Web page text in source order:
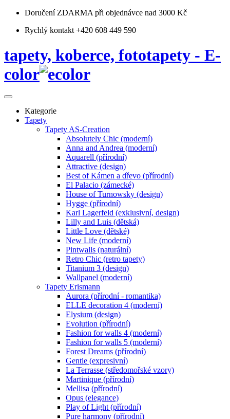
Doručení ZDARMA při objednávce nad 3000 Kč
Rychlý kontakt +420 608 449 590
tapety, koberce, fototapety - E-
color
Kategorie
Tapety
Tapety AS-Creation
Absolutely Chic (moderní)
Anna and Andrea (moderní)
Aquarell (přírodní)
Attractive (design)
Best of Kámen a dřevo (přírodní)
El Palacio (zámecké)
House of Turnowsky (design)
Hygge (přírodní)
Karl Lagerfeld (exklusivní, design)
Lilly and Luis (dětská)
Little Love (dětské)
New Life (moderní)
Pintwalls (naturální)
Retro Chic (retro tapety)
Titanium 3 (design)
Wallpanel (moderní)
Tapety Erismann
Aurora (přírodní - romantika)
ELLE decoration 4 (moderní)
Elysium (design)
Evolution (přírodní)
Fashion for walls 4 (moderní)
Fashion for walls 5 (moderní)
Forest Dreams (přírodní)
Gentle (expresivní)
La Terrasse (středomořské vzory)
Martinique (přírodní)
Mellisa (přírodní)
Opus (elegance)
Play of Light (přírodní)
Pure harmony (přírodní)